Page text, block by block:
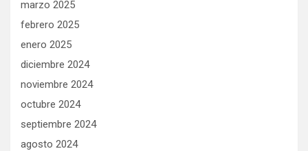
marzo 2025
febrero 2025
enero 2025
diciembre 2024
noviembre 2024
octubre 2024
septiembre 2024
agosto 2024